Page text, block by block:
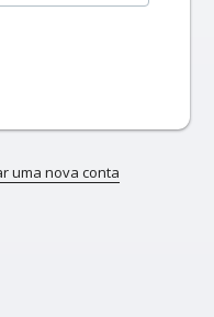
uma nova conta